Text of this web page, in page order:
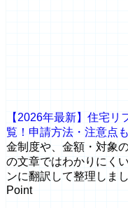
【2026年最新】住宅
覧！申請方法・注意点
金制度や、金額・対象
の文章ではわかりにく
ンに翻訳して整理しまし
Point